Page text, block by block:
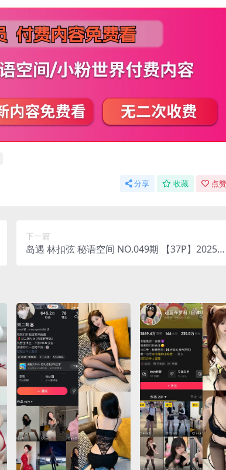
分享 收藏 点
下一篇
岛遇 林扣弦 秘语空间 NO.049期 【37P】2025年